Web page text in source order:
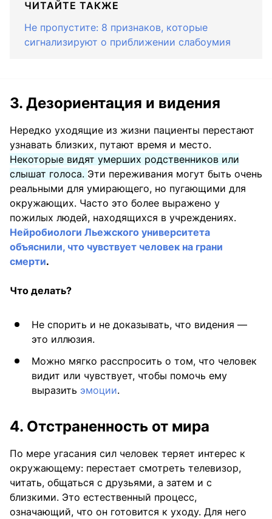
ЧИТАЙТЕ ТАКЖЕ
Не пропустите: 8 признаков, которые
сигнализируют о приближении слабоумия
3. Дезориентация и видения
Нередко уходящие из жизни пациенты перестают
узнавать близких, путают время и место.
Некоторые видят умерших родственников или
слышат голоса. Эти переживания могут быть очень
реальными для умирающего, но пугающими для
окружающих. Часто это более выражено у
пожилых людей, находящихся в учреждениях.
Нейробиологи Льежского университета
объяснили, что чувствует человек на грани
смерти.
Что делать?
Не спорить и не доказывать, что видения —
это иллюзия.
Можно мягко расспросить о том, что человек
видит или чувствует, чтобы помочь ему
выразить эмоции.
4. Отстраненность от мира
По мере угасания сил человек теряет интерес к
окружающему: перестает смотреть телевизор,
читать, общаться с друзьями, а затем и с
близкими. Это естественный процесс,
означающий, что он готовится к уходу. Для него